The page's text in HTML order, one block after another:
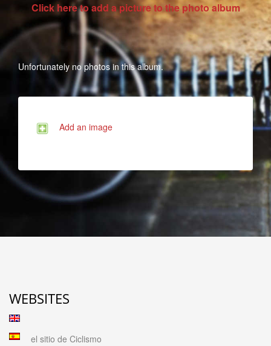
Click here to add a picture to the photo album
Unfortunately no photos in this album.
Add an image
WEBSITES
el sitio de Ciclismo